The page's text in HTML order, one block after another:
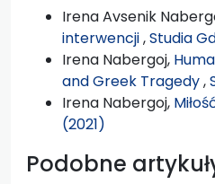
Irena Avsenik
interwencji,Studia
Irena Nabergoj,
and Greek Tragedy,
Irena Nabergoj,
(2021)
Podobne